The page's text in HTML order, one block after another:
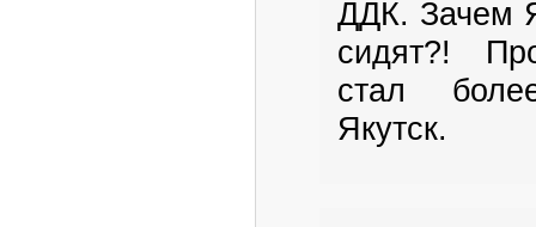
ДДК. Зачем
сидят?!
стал
Якутск.